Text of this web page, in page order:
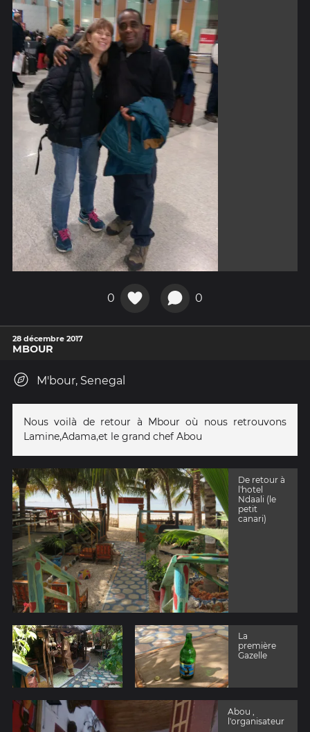
0 0
28 décembre 2017
MBOUR
M'bour, Senegal
Nous voilà de retour à Mbour où nous retrouvons
Lamine,Adama,et le grand chef Abou
De retour à
l'hotel
Ndaali (le
petit
canari)
La
première
Gazelle
Abou ,
l'organisateur